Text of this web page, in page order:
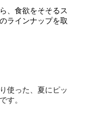
、食欲をそそるス
ラインナップを取
使った、夏にピッ
す。